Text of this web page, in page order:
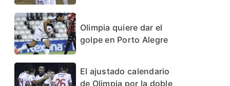
Olimpia quiere dar el
golpe en Porto Alegre
El ajustado calendario
de Olimpia por la doble